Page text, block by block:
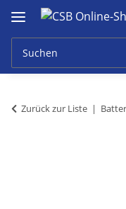
Zurück zur Liste